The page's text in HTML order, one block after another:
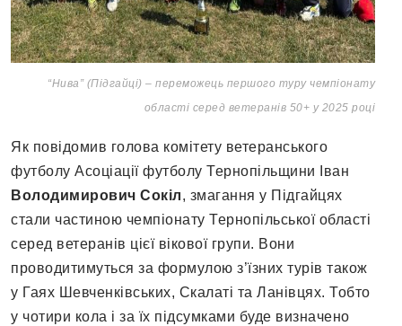
“Нива” (Підгайці) – переможець першого туру чемпіонату
області серед ветеранів 50+ у 2025 році
Як повідомив голова комітету ветеранського
футболу Асоціації футболу Тернопільщини Іван
Володимирович Сокіл, змагання у Підгайцях
стали частиною чемпіонату Тернопільської області
серед ветеранів цієї вікової групи. Вони
проводитимуться за формулою з’їзних турів також
у Гаях Шевченківських, Скалаті та Ланівцях. Тобто
у чотири кола і за їх підсумками буде визначено